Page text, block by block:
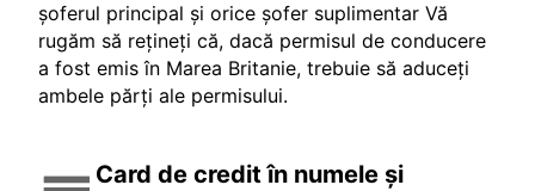
șoferul principal și orice șofer suplimentar Vă
rugăm să rețineți că, dacă permisul de conducere
a fost emis în Marea Britanie, trebuie să aduceți
ambele părți ale permisului.
Card de credit în numele și